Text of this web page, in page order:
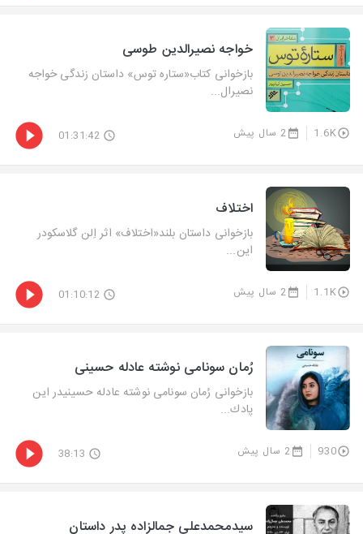
خواجه نصیرالدین طوسی
بازخوانی كتاب«ستاره توس» داستان زندگی خواجه
نصیرال...
1.6K 2 سال پیش 01:31:42
اختلاف
بازخوانی داستان بلند«اختلاف» اثر اِلن گلاسكودر
این...
1.1K 2 سال پیش 01:10:12
رُمان سونامی نوشته عادله حسینی
بازخوانی رُمان سونامی نوشته عادله حسینیدر این
پادك...
930 2 سال پیش 38:13
سیدمحمدعلی جمالزاده پدر داستان